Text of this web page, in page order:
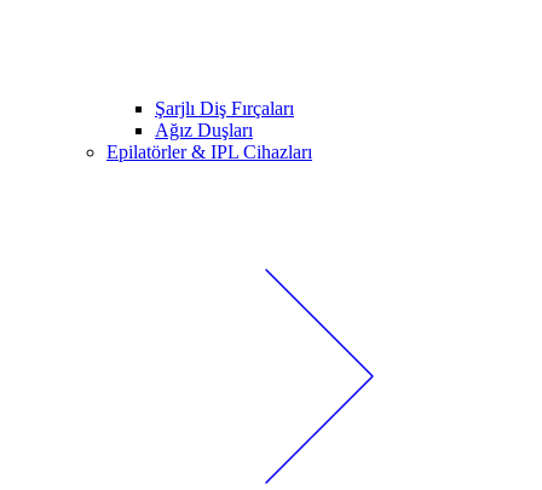
Şarjlı Diş Fırçaları
Ağız Duşları
Epilatörler & IPL Cihazları